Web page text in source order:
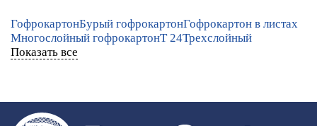
ГофрокартонБурый гофрокартонГофрокартон в листах
Многослойный гофрокартонТ 24Трехслойный
Показать все